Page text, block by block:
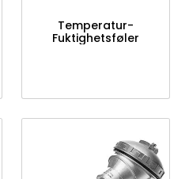
Temperatur-
Fuktighetsføler